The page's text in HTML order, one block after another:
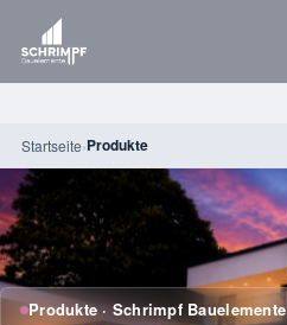
Startseite›Produkte
Produkte · Schrimpf Bauelemente